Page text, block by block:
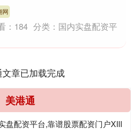
园区。项目....
网
： 184 分类： 国内实盘配资平
文章已加载完成
美港通
盘配资平台,靠谱股票配资门户XIII‌